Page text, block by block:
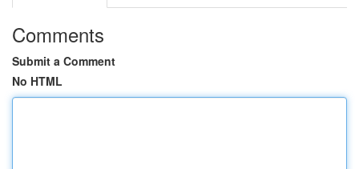
Comments
Submit a Comment
No HTML